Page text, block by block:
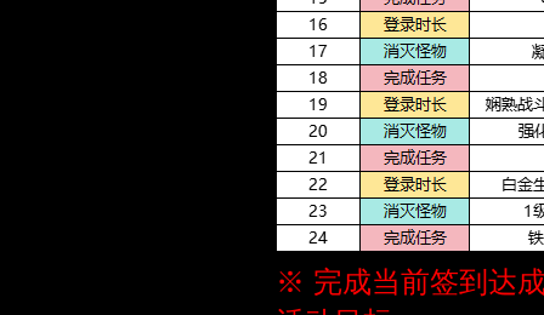
※ 完成当前签到达